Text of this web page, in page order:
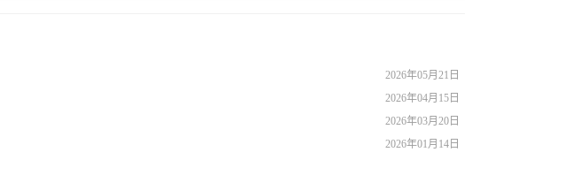
2026年05月21日
2026年04月15日
2026年03月20日
2026年01月14日